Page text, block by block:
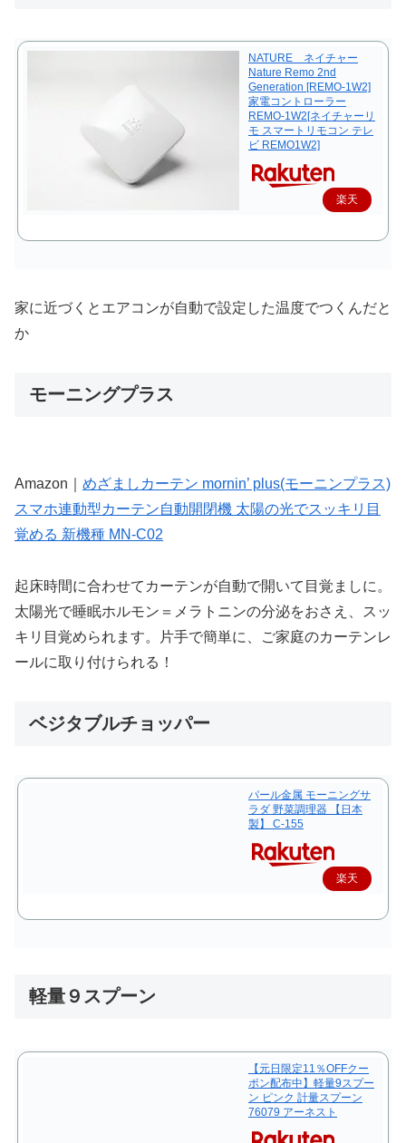
NATURE ネイチャー
Nature Remo 2nd
Generation [REMO-1W2]
家電コントローラー
REMO-1W2[ネイチャーリ
モ スマートリモコン テレ
ビ REMO1W2]
楽天
家に近づくとエアコンが自動で設定した温度でつくんだと
か
モーニングプラス
Amazon｜ めざましカーテン mornin’ plus(モーニンプラス)
スマホ連動型カーテン自動開閉機 太陽の光でスッキリ目
覚める 新機種 MN-C02
起床時間に合わせてカーテンが自動で開いて目覚ましに。
太陽光で睡眠ホルモン＝メラトニンの分泌をおさえ、スッ
キリ目覚められます。片手で簡単に、ご家庭のカーテンレ
ールに取り付けられる！
ベジタブルチョッパー
パール金属 モーニングサ
ラダ 野菜調理器 【日本
製】 C-155
楽天
軽量９スプーン
【元日限定11％OFFクー
ポン配布中】軽量9スプー
ン ピンク 計量スプーン
76079 アーネスト